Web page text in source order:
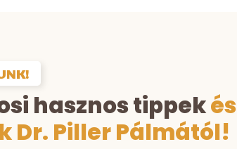
hasznos tippekés
Dr. Piller Pálmától!